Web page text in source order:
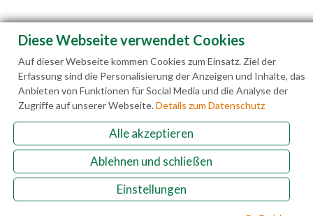
Familie Hedegger Lämmerhofweg 2 A-5522 St.
Martin a. Tgb.
+43(0)6463 7141
info@laemmerhof.at
www.laemmerhof.at
Datenschutz Impressum
Diese Webseite verwendet Cookies
Auf dieser Webseite kommen Cookies zum Einsatz. Ziel der
Erfassung sind die Personalisierung der Anzeigen und Inhalte, das
Anbieten von Funktionen für Social Media und die Analyse der
Zugriffe auf unserer Webseite.Details zum Datenschutz
Alle akzeptieren
Ablehnen und schließen
Einstellungen